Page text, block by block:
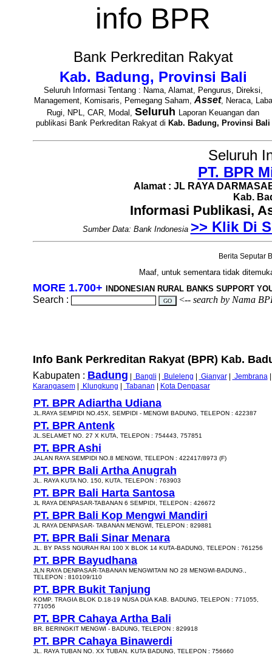
info BPR
Bank Perkreditan Rakyat
Kab. Badung, Provinsi Bali
Seluruh Informasi Tentang : Nama, Alamat, Pengurus, Direksi,
Management, Komisaris, Pemegang Saham,Asset, Neraca, Laba
Rugi, NPL, CAR, Modal, Seluruh Laporan Keuangan dan
publikasi Bank Perkreditan Rakyat di Kab. Badung, Provinsi Bali
Seluruh
PT. BPR
Alamat : JL RAYA
Kab.
Informasi Publikasi,
Sumber Data: Bank Indonesia >> Klik Di
Berita Seputar
Maaf, untuk sementara tidak
MORE 1.700+ INDONESIAN RURAL BANKS SUPPORT
Search : <-- search by Nama
Info Bank Perkreditan Rakyat (BPR) Kab.
Kabupaten : Badung Bangli Buleleng Gianyar| Jembrana
Karangasem| Klungkung Tabanan Kota Denpasar
PT. BPR Adiartha Udiana
JL.RAYA SEMPIDI NO.45X, SEMPIDI - MENGWI BADUNG, TELEPON : 422387
PT. BPR Antenk
JL.SELAMET NO. 27 X KUTA, TELEPON : 754443, 757851
PT. BPR Ashi
JALAN RAYA SEMPIDI NO.8 MENGWI, TELEPON : 422417/8973 (F)
PT. BPR Bali Artha Anugrah
JL. RAYA KUTA NO. 150, KUTA, TELEPON : 763903
PT. BPR Bali Harta Santosa
JL RAYA DENPASAR-TABANAN 6 SEMPIDI, TELEPON : 426672
PT. BPR Bali Kop Mengwi Mandiri
JL RAYA DENPASAR- TABANAN MENGWI, TELEPON : 829881
PT. BPR Bali Sinar Menara
JL. BY PASS NGURAH RAI 100 X BLOK 14 KUTA-BADUNG, TELEPON : 761256
PT. BPR Bayudhana
JLN RAYA DENPASAR-TABANAN MENGWITANI NO 28 MENGWI-BADUNG.,
TELEPON : 810109/110
PT. BPR Bukit Tanjung
KOMP. TRAGIA BLOK D.18-19 NUSA DUA KAB. BADUNG, TELEPON : 771055,
771056
PT. BPR Cahaya Artha Bali
BR. BERINGKIT MENGWI - BADUNG, TELEPON : 829918
PT. BPR Cahaya Binawerdi
JL. RAYA TUBAN NO. XX TUBAN. KUTA BADUNG, TELEPON : 756660